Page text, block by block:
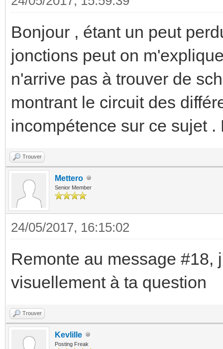
Bonjour , étant un peut
jonctions peut on
n'arrive pas à trouver de
montrant le circuit des
incompétence sur ce sujet
Trouver
Mettero
Senior Member
24/05/2017, 16:15:02
Remonte au message #18,
visuellement à ta question
Trouver
Kevlille
Posting Freak